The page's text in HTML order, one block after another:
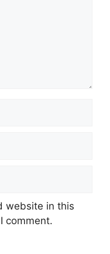
website in this
comment.